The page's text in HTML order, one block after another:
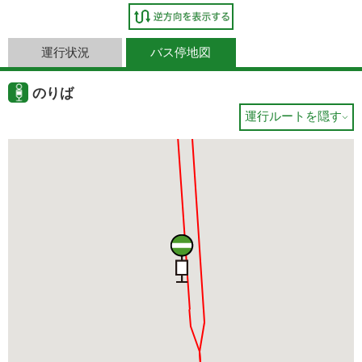
運行状況 バス停地図
のりば
運行ルートを隠す